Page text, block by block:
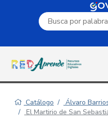
Campo de
Catálogo
Álvaro
El Martirio de San